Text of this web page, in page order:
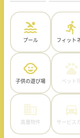
プール フィット
子供の遊び場 ペット可
高層物件 サービス